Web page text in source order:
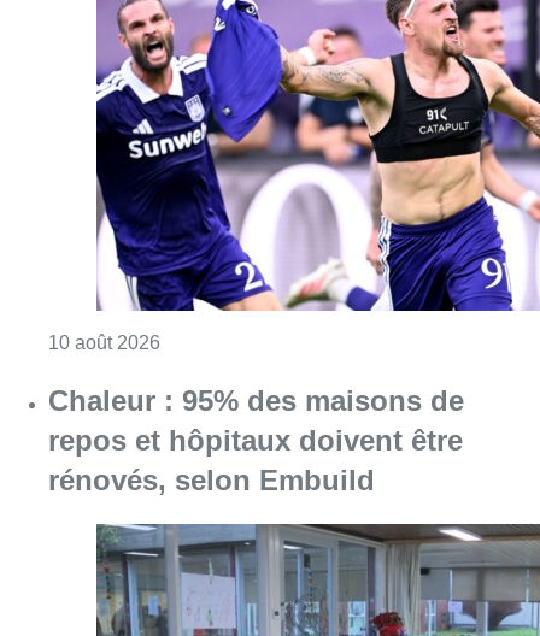
10 août 2026
Chaleur : 95% des maisons de
repos et hôpitaux doivent être
rénovés, selon Embuild